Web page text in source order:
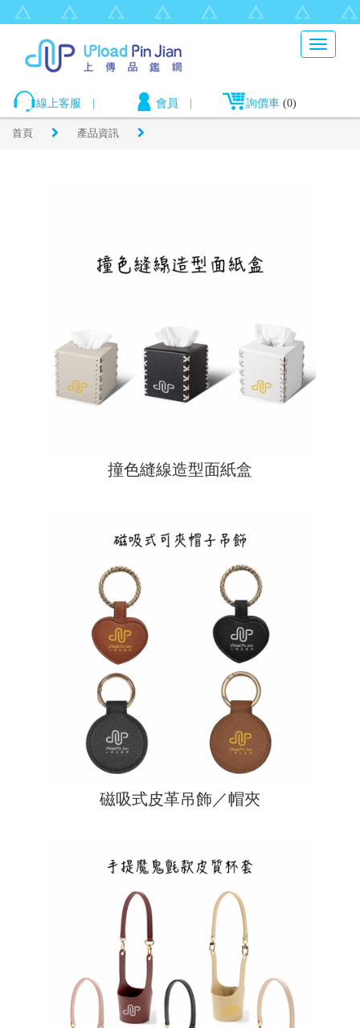
Toggle
線上客服 會員 詢價車 (0)
首頁 產品資訊
撞色縫線造型面紙盒
磁吸式皮革吊飾／帽夾